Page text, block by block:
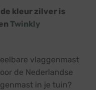
kleur zilver is
Twinkly
vlaggenmast
de Nederlandse
in je tuin?